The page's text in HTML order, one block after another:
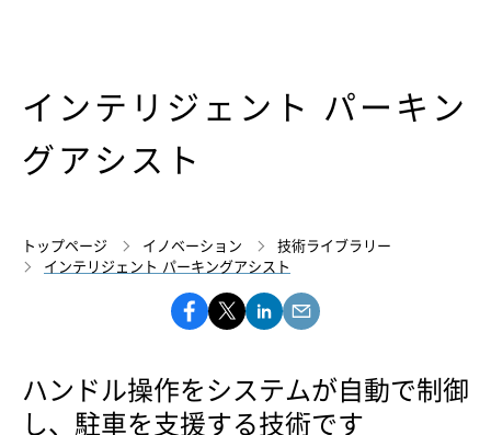
インテリジェント パーキン
グアシスト
トップページ イノベーション
技術ライブラリー
インテリジェント パーキングアシスト
ハンドル操作をシステムが自動で制御
し、駐車を支援する技術です